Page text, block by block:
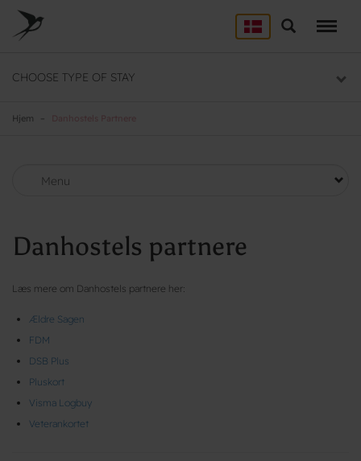
main
Søg
CHOOSE TYPE OF STAY
LEJRSKOLE
Overnatning til grupper
Hjem
Menu
Danhostels partnere
Læs mere om Danhostels partnere her:
Ældre Sagen
FDM
DSB Plus
Pluskort
Visma Logbuy
Veterankortet